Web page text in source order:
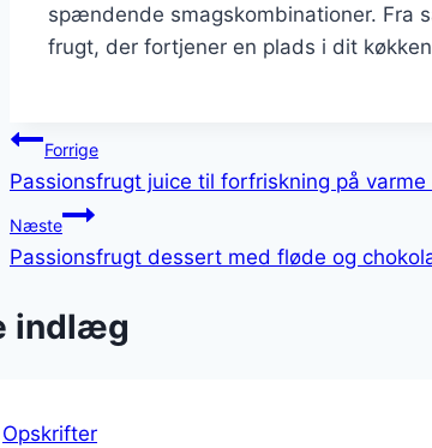
spændende smagskombinationer. Fra
frugt, der fortjener en plads i dit
Indlægsnavigation
Forrige
Passionsfrugt juice til forfriskning på varme
Næste
Passionsfrugt dessert med fløde og
indlæg
Opskrifter